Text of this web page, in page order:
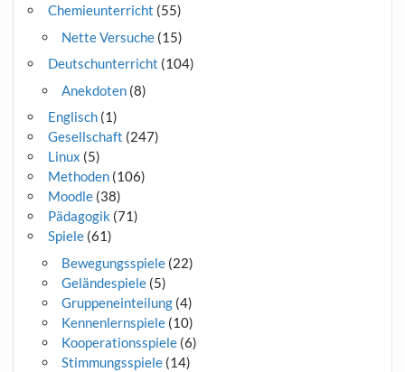
Chemieunterricht (55)
Nette Versuche(15)
Deutschunterricht (104)
Anekdoten(8)
Englisch(1)
Gesellschaft (247)
Linux (5)
Methoden(106)
Moodle(38)
Pädagogik (71)
Spiele(61)
Bewegungsspiele(22)
Geländespiele(5)
Gruppeneinteilung(4)
Kennenlernspiele(10)
Kooperationsspiele(6)
Stimmungsspiele(14)